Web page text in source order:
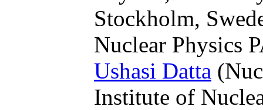
Stockholm,
Nuclear Physics
Ushasi Datta
Institute of